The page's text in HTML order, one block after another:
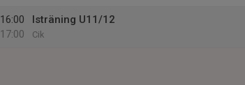
16:00
17:00
Isträning U11/12
Cik